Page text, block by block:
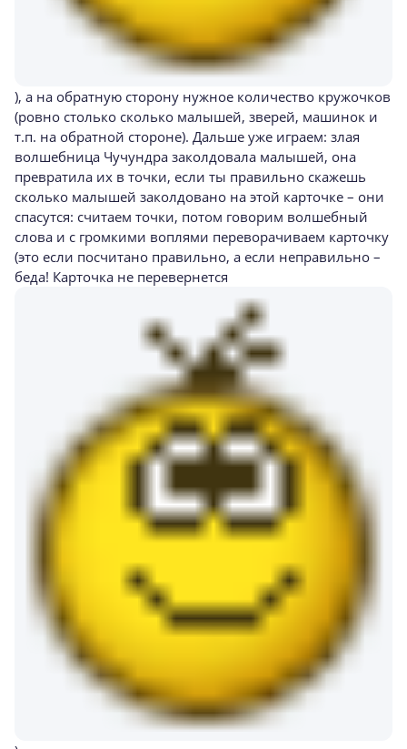
), а на обратную сторону нужное количество кружочков
(ровно столько сколько малышей, зверей, машинок и
т.п. на обратной стороне). Дальше уже играем: злая
волшебница Чучундра заколдовала малышей, она
превратила их в точки, если ты правильно скажешь
сколько малышей заколдовано на этой карточке – они
спасутся: считаем точки, потом говорим волшебный
слова и с громкими воплями переворачиваем карточку
(это если посчитано правильно, а если неправильно –
беда! Карточка не перевернется